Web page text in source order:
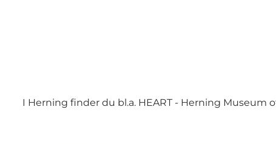
I Herning finder du bl.a. HEART - Herning